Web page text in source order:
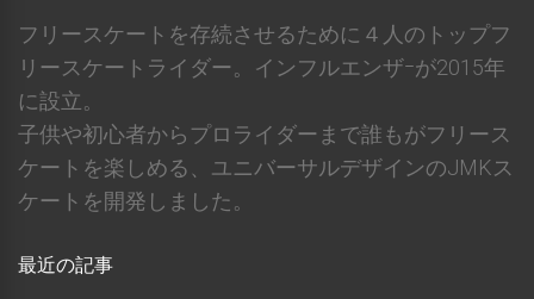
フリースケートを存続させるために４人のトップフ
リースケートライダー。インフルエンザｰが2015年
に設立。
子供や初心者からプロライダーまで誰もがフリース
ケートを楽しめる、ユニバーサルデザインのJMKス
ケートを開発しました。
最近の記事